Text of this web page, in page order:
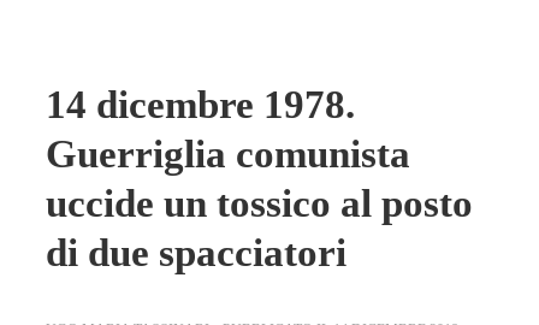
14 dicembre 1978.
Guerriglia comunista
uccide un tossico al posto
di due spacciatori